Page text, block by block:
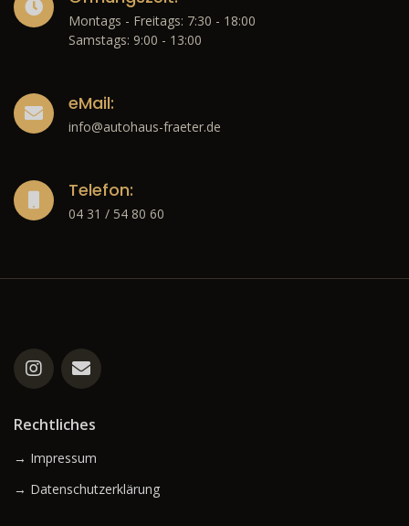
Montags - Freitags: 7:30 - 18:00
Samstags: 9:00 - 13:00
eMail:
info@autohaus-fraeter.de
Telefon:
04 31 / 54 80 60
Rechtliches
→ Impressum
→ Datenschutzerklärung